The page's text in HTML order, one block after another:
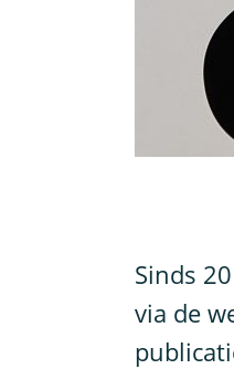
Sinds
via de